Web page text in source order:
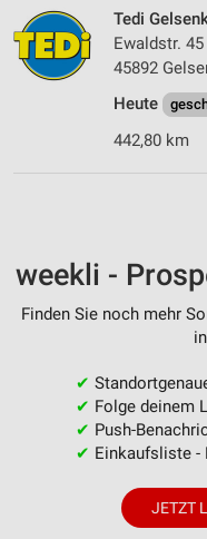
Tedi
Ewaldstr. 45
45892
Heute
442,80 km
weekli -
Finden Sie noch mehr
✔
✔ Folge deinem
✔ Push-
✔ Einkaufsliste -
JETZT